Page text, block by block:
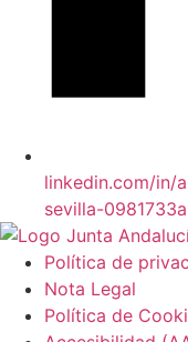
linkedin.com/in/
sevilla-
Política de
Nota Legal
Política de